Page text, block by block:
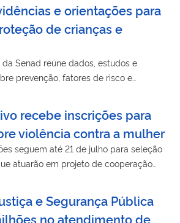
e orientações para
de crianças e
da Senad reúne dados, estudos e
prevenção, fatores de risco e
recebe inscrições para
violência contra a mulher
seguem até 21 de julho para seleção
atuarão em projeto de cooperação
e Segurança Pública
no atendimento de